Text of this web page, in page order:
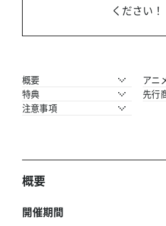
ください！
概要
アニ
特典
先行
注意事項
概要
開催期間